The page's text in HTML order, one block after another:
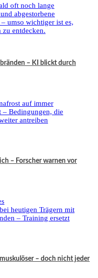
– KI blickt durch
– Forscher warnen vor
– doch nicht jeder